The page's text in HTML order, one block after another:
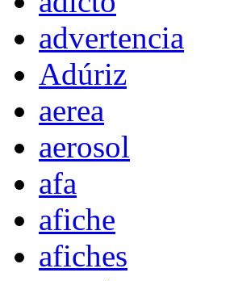
advertencia
Adúriz
aerea
aerosol
afa
afiche
afiches